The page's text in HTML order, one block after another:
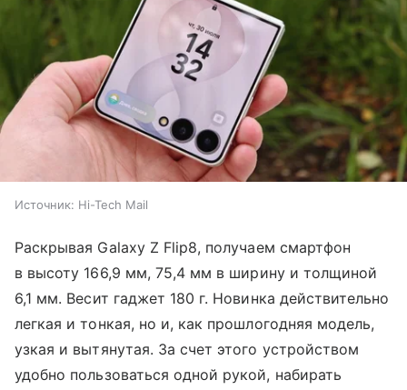
Источник: Hi-Tech Mail
Раскрывая Galaxy Z Flip8, получаем смартфон
в высоту 166,9 мм, 75,4 мм в ширину и толщиной
6,1 мм. Весит гаджет 180 г. Новинка действительно
легкая и тонкая, но и, как прошлогодняя модель,
узкая и вытянутая. За счет этого устройством
удобно пользоваться одной рукой, набирать